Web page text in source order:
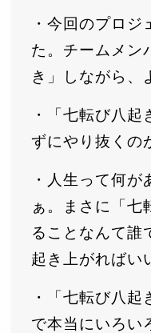
・今回のプロジ
た。チームメン
き」しながら、
・「七転び八
ずにやり抜くの
・人生って何
ぁ。まさに「七
ることなんて誰
起き上がればい
・「七転び八起
で本当にいろい